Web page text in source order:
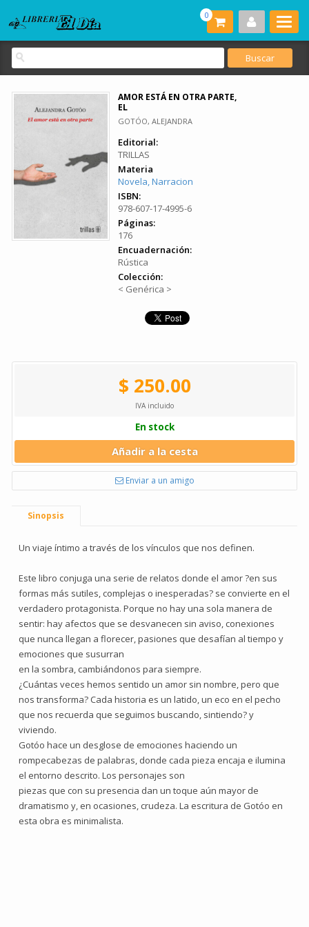
0
AMOR ESTÁ EN OTRA PARTE,
EL
GOTÓO, ALEJANDRA
Editorial:
TRILLAS
Materia
Novela, Narracion
ISBN:
978-607-17-4995-6
Páginas:
176
Encuadernación:
Rústica
Colección:
< Genérica >
$ 250.00
IVA incluido
En stock
Añadir a la cesta
Enviar a un amigo
Sinopsis
Un viaje íntimo a través de los vínculos que nos definen.
Este libro conjuga una serie de relatos donde el amor ?en sus
formas más sutiles, complejas o inesperadas? se convierte en el
verdadero protagonista. Porque no hay una sola manera de
sentir: hay afectos que se desvanecen sin aviso, conexiones
que nunca llegan a florecer, pasiones que desafían al tiempo y
emociones que susurran
en la sombra, cambiándonos para siempre.
¿Cuántas veces hemos sentido un amor sin nombre, pero que
nos transforma? Cada historia es un latido, un eco en el pecho
que nos recuerda que seguimos buscando, sintiendo? y
viviendo.
Gotóo hace un desglose de emociones haciendo un
rompecabezas de palabras, donde cada pieza encaja e ilumina
el entorno descrito. Los personajes son
piezas que con su presencia dan un toque aún mayor de
dramatismo y, en ocasiones, crudeza. La escritura de Gotóo en
esta obra es minimalista.